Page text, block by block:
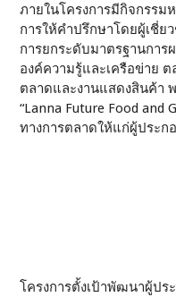
ภายในโครงการมีกิจกรรม
การให้คำปรึกษาโดยผู้เ
การยกระดับมาตรฐานการ
องค์ความรู้และเครือข่าย
ตลาดและงานแสดงสินค้า
“Lanna Future Food and
ทางการตลาดให้แก่ผู้ประก
โครงการตั้งเป้าพัฒนาผู้ปร